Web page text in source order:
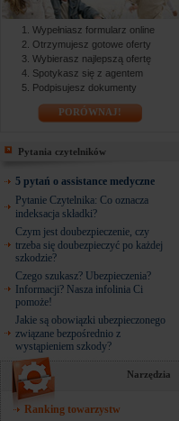
Wypełniasz formularz online
Otrzymujesz gotowe oferty
Wybierasz najlepszą ofertę
Spotykasz się z agentem
Podpisujesz dokumenty
PORÓWNAJ!
Pytania czytelników
5 pytań o assistance medyczne
Pytanie Czytelnika: Co oznacza
indeksacja składki?
Czym jest doubezpieczenie, czy
trzeba się doubezpieczyć po każdej
szkodzie?
Czego szukasz? Ubezpieczenia?
Informacji? Nasza infolinia Ci
pomoże!
Jakie są obowiązki ubezpieczonego
związane bezpośrednio z
wystąpieniem szkody?
Narzędzia
Ranking towarzystw